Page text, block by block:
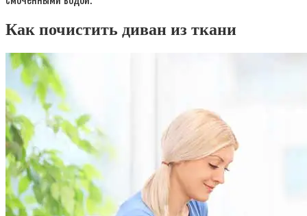
Как почистить диван из ткани